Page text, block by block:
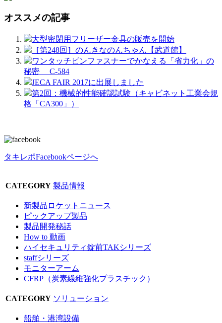
オススメの記事
大型密閉用フリーザー金具の販売を開始
［第248回］のんきなのんちゃん【武道館】
ワンタッチピンファスナーでかなえる「省力化」の
秘密 C-584
JECA FAIR 2017に出展しました
第2回：機械的性能確認試験（キャビネット工業会規
格「CA300」）
タキレポFacebookページへ
CATEGORY 製品情報
新製品ロケットニュース
ピックアップ製品
製品開発秘話
How to 動画
ハイセキュリティ錠前TAKシリーズ
staffシリーズ
モニターアーム
CFRP（炭素繊維強化プラスチック）
CATEGORY ソリューション
船舶・港湾設備